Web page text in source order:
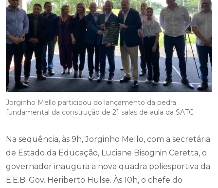
Jorginho Mello participou do lançamento da pedra
fundamental da construção de 21 salas de aula da SATC
Na sequência, às 9h, Jorginho Mello, com a secretária
de Estado da Educação, Luciane Bisognin Ceretta, o
governador inaugura a nova quadra poliesportiva da
E.E.B. Gov. Heriberto Hulse. Às 10h, o chefe do